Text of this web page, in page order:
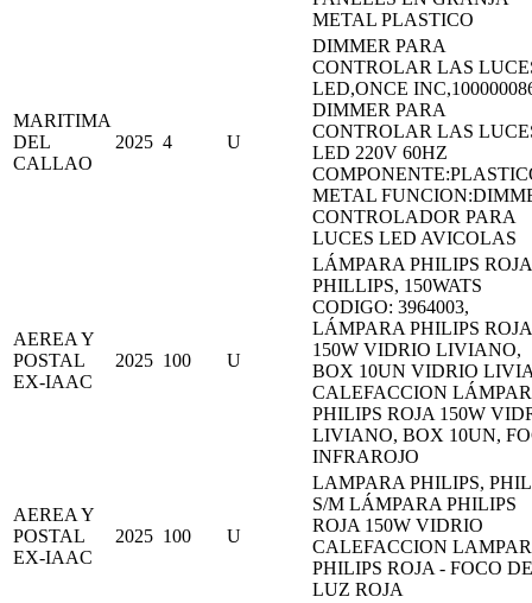
METAL PLASTICO
MARITIMA
DEL
CALLAO
2025 4 U
DIMMER PARA
CONTROLAR LAS
LED,ONCE
DIMMER PARA
CONTROLAR LAS
LED 220V 60HZ
METAL
CONTROLADOR PARA
LUCES LED AVICOLAS
AEREA Y
POSTAL
EX-IAAC
2025 100 U
LÁMPARA PHILIPS
PHILLIPS, 150WATS
CODIGO: 3964003,
LÁMPARA PHILIPS ROJA
150W VIDRIO LIVIANO,
BOX 10UN VIDRIO
CALEFACCION
PHILIPS ROJA 150W
LIVIANO, BOX 10UN,
INFRAROJO
AEREA Y
POSTAL
EX-IAAC
2025 100 U
LAMPARA PHILIPS,
S/M LÁMPARA PHILIPS
ROJA 150W VIDRIO
CALEFACCION
PHILIPS ROJA - FOCO DE
LUZ ROJA